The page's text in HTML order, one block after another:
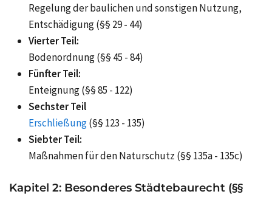
Regelung der baulichen und sonstigen Nutzung,
Entschädigung (§§ 29 - 44)
Vierter Teil:
Bodenordnung (§§ 45 - 84)
Fünfter Teil:
Enteignung (§§ 85 - 122)
Sechster Teil
Erschließung(§§ 123 - 135)
Siebter Teil:
Maßnahmen für den Naturschutz (§§ 135a - 135c)
Kapitel 2: Besonderes Städtebaurecht (§§